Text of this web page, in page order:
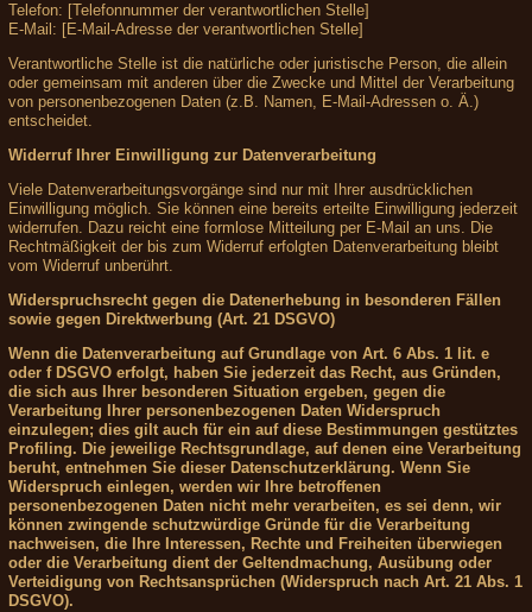
Telefon: [Telefonnummer der verantwortlichen Stelle]
E-Mail: [E-Mail-Adresse der verantwortlichen Stelle]
Verantwortliche Stelle ist die natürliche oder juristische Person, die allein
oder gemeinsam mit anderen über die Zwecke und Mittel der Verarbeitung
von personenbezogenen Daten (z.B. Namen, E-Mail-Adressen o. Ä.)
entscheidet.
Widerruf Ihrer Einwilligung zur Datenverarbeitung
Viele Datenverarbeitungsvorgänge sind nur mit Ihrer ausdrücklichen
Einwilligung möglich. Sie können eine bereits erteilte Einwilligung jederzeit
widerrufen. Dazu reicht eine formlose Mitteilung per E-Mail an uns. Die
Rechtmäßigkeit der bis zum Widerruf erfolgten Datenverarbeitung bleibt
vom Widerruf unberührt.
Widerspruchsrecht gegen die Datenerhebung in besonderen Fällen
sowie gegen Direktwerbung (Art. 21 DSGVO)
Wenn die Datenverarbeitung auf Grundlage von Art. 6 Abs. 1 lit. e
oder f DSGVO erfolgt, haben Sie jederzeit das Recht, aus Gründen,
die sich aus Ihrer besonderen Situation ergeben, gegen die
Verarbeitung Ihrer personenbezogenen Daten Widerspruch
einzulegen; dies gilt auch für ein auf diese Bestimmungen gestütztes
Profiling. Die jeweilige Rechtsgrundlage, auf denen eine Verarbeitung
beruht, entnehmen Sie dieser Datenschutzerklärung. Wenn Sie
Widerspruch einlegen, werden wir Ihre betroffenen
personenbezogenen Daten nicht mehr verarbeiten, es sei denn, wir
können zwingende schutzwürdige Gründe für die Verarbeitung
nachweisen, die Ihre Interessen, Rechte und Freiheiten überwiegen
oder die Verarbeitung dient der Geltendmachung, Ausübung oder
Verteidigung von Rechtsansprüchen (Widerspruch nach Art. 21 Abs. 1
DSGVO).